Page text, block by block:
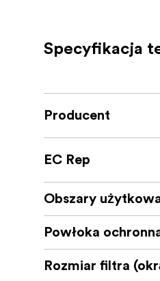
Posiada
Specyfikacja
Producent
EC Rep
Obszary
Powłoka
Rozmiar filtra